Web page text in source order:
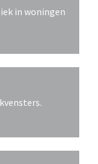
in woningen